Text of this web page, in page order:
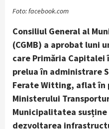
Foto: facebook.com
Consiliul General al
(CGMB) a aprobat luni
care Primăria
prelua în administrare
Ferate Witting, aflat în
Ministerului
Municipalitatea susține
dezvoltarea